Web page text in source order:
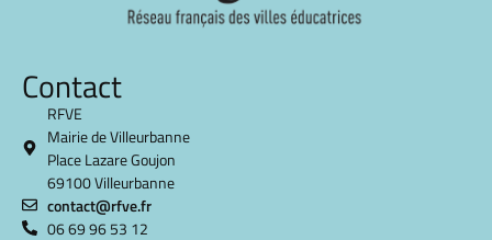
Contact
RFVE
Mairie de Villeurbanne
Place Lazare Goujon
69100 Villeurbanne
contact@rfve.fr
06 69 96 53 12